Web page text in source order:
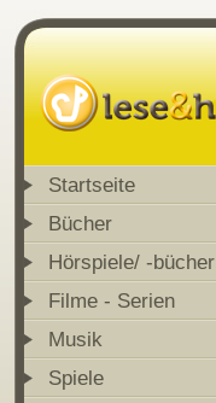
Startseite
Bücher
Hörspiele/ -bücher
Filme - Serien
Musik
Spiele